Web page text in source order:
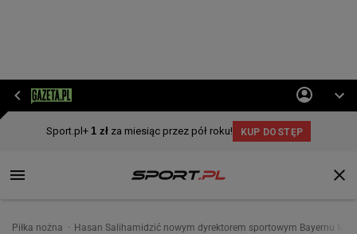
Piłka nożna Hasan Salihamidzić nowym dyrektorem sportowym Bayernu